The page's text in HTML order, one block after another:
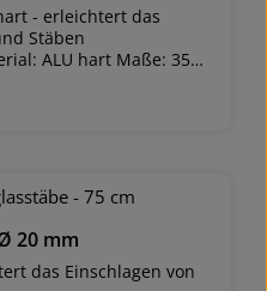
- erleichtert das
Stäben
ALU hart Maße: 35
Stab wird beim
20 mm
das Einschlagen von